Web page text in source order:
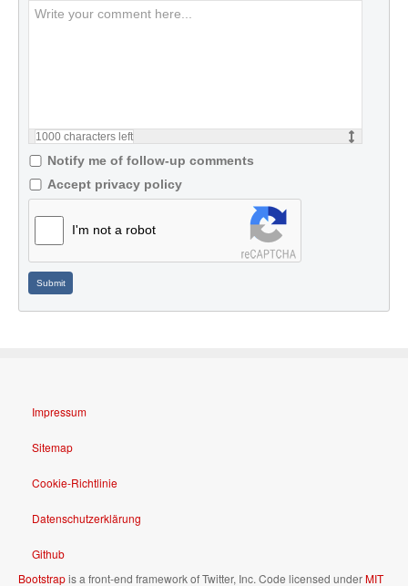
1000 characters left
Notify me of follow-up comments
Accept privacy policy
I'm not a robot
Submit
Impressum
Sitemap
Cookie-Richtlinie
Datenschutzerklärung
Github
Bootstrapis a front-end framework of Twitter, Inc. Code licensed underMIT